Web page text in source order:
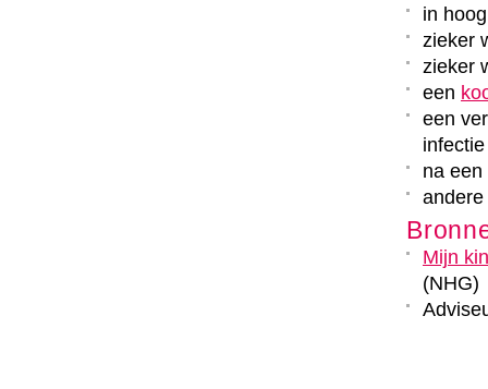
in
zieker
zieker
een
een
na
Mijn
(NHG)